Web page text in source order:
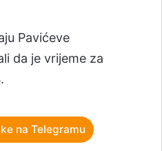
Pavićeve
da je vrijeme za
na Telegramu